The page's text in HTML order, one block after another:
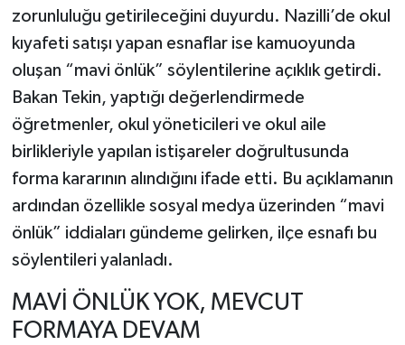
zorunluluğu getirileceğini duyurdu. Nazilli’de okul
kıyafeti satışı yapan esnaflar ise kamuoyunda
oluşan “mavi önlük” söylentilerine açıklık getirdi.
Bakan Tekin, yaptığı değerlendirmede
öğretmenler, okul yöneticileri ve okul aile
birlikleriyle yapılan istişareler doğrultusunda
forma kararının alındığını ifade etti. Bu açıklamanın
ardından özellikle sosyal medya üzerinden “mavi
önlük” iddiaları gündeme gelirken, ilçe esnafı bu
söylentileri yalanladı.
MAVİ ÖNLÜK YOK, MEVCUT
FORMAYA DEVAM